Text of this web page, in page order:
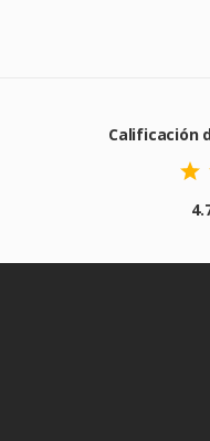
Calificación